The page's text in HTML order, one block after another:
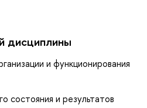
дисциплины
и функционирования
состояния и результатов